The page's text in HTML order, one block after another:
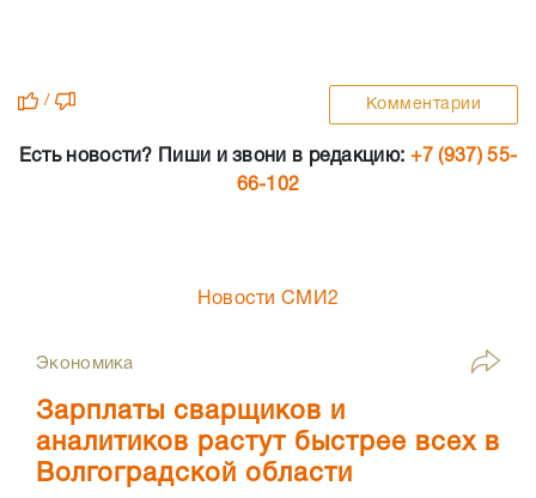
/ Комментарии
Есть новости? Пиши и звони в редакцию: +7 (937) 55-
66-102
Новости СМИ2
Экономика
Зарплаты сварщиков и
аналитиков растут быстрее всех в
Волгоградской области